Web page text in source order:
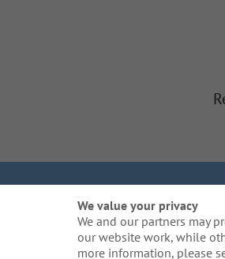
Nous sommes
Besoin de
We value your privacy
We and our partners may
our website work, while
more information, please